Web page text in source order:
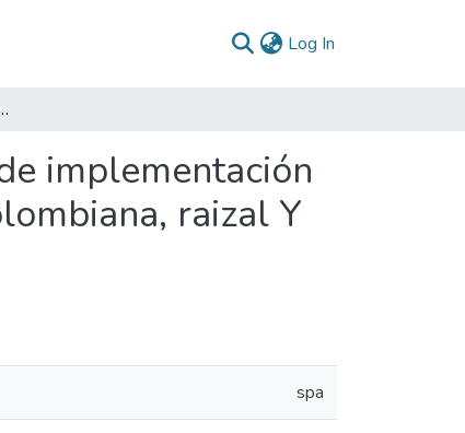
Log In
negra, afrocolombiana, raizal Y palenquera CaliAfro (2020 – 2022)
implementación
raizal Y
spa